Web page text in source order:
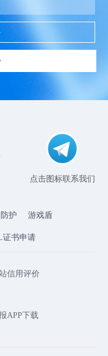
点击图标联系我们
护 游戏盾
证书申请
信用评价
APP下载